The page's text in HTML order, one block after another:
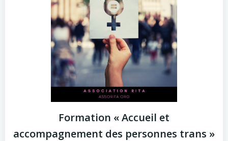
Formation « Accueil et
accompagnement des personnes trans »